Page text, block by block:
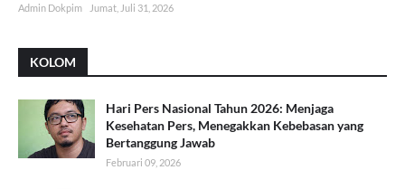
Admin Dokpim Jumat, Juli 31, 2026
KOLOM
Hari Pers Nasional Tahun 2026: Menjaga
Kesehatan Pers, Menegakkan Kebebasan yang
Bertanggung Jawab
Februari 09, 2026